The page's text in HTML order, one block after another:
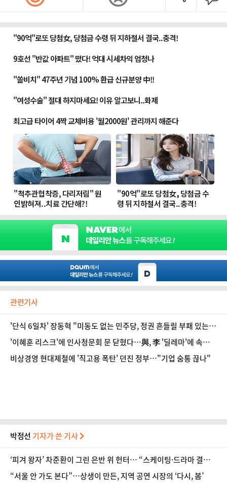
관련기사
'단식 6일차' 장동혁 "미동도 없는 민주당, 정권 흔들릴 부패 있는
것"
'이혜훈 리스크'에 인사청문회 문 닫혔다…與, 李 '딜레마'에 속수무
책
비상경영 현대제철에 '직고용 폭탄' 던진 정부…"기업 숨통 끊나"
박정선 기자가 쓴 기사
‘피겨 왕자’ 차준환이 그린 은반 위 헌터… “스케이팅·드라마 결합
된 값진 경험” [현장]
“서울 안 가도 본다”…상생이 만든, 지역 공연 시장의 ‘다시, 봄’